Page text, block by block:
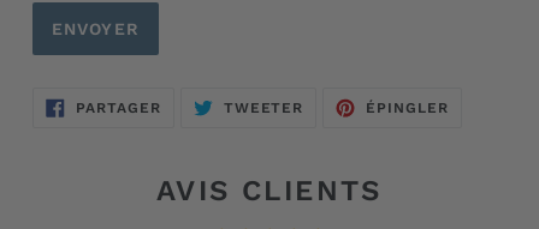
PARTAGERPARTAGER
SUR
TWEETER TWEETERÉPINGLER
AVIS CLIENTS